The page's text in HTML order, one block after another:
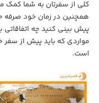
کلی از سفرتان به شما کمک
همچنین در زمان خود صرفه
پیش بینی کنید چه اتفاقاتی
مواردی که باید پیش از
است.